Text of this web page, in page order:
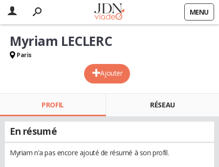
MENU
Ajouter
Myriam LECLERC
Paris
PROFIL RÉSEAU
En résumé
Myriam n'a pas encore ajouté de résumé à son profil.